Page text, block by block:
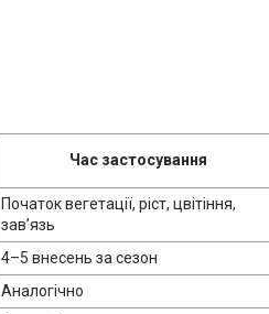
Час застосування
Початок вегетації, ріст, цвітіння,
зав’язь
4–5 внесень за сезон
Аналогічно